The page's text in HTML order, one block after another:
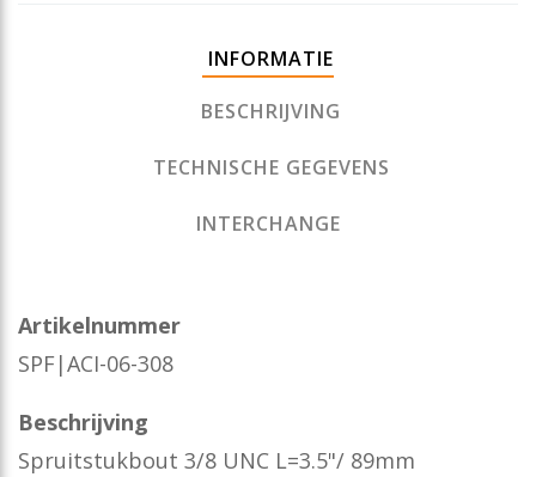
INFORMATIE
BESCHRIJVING
TECHNISCHE GEGEVENS
INTERCHANGE
Artikelnummer
SPF|ACI-06-308
Beschrijving
Spruitstukbout 3/8 UNC L=3.5"/ 89mm